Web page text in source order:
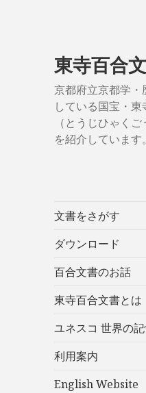
東寺百合
京都府立京都学・
している国宝・
（とうじひゃくご
を紹介しています。
文書をさがす
ダウンロード
百合文書のお話
東寺百合文書とは
ユネスコ 世界の
利用案内
English Website